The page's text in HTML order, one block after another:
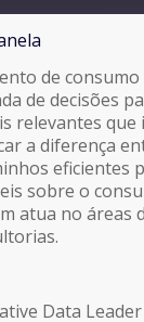
de
de decisões
relevantes
a diferença
sobre o
atua no áreas
Data